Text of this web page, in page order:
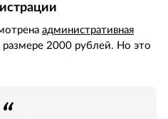
административная
размере 2000 рублей. Но это